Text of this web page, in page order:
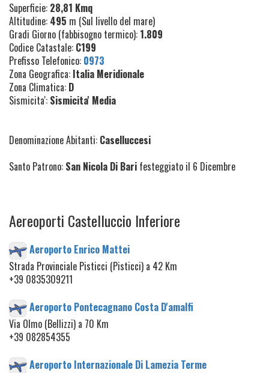
Superficie: 28,81 Kmq
Altitudine: 495 m (Sul livello del mare)
Gradi Giorno (fabbisogno termico): 1.809
Codice Catastale: C199
Prefisso Telefonico: 0973
Zona Geografica: Italia Meridionale
Zona Climatica: D
Sismicita': Sismicita' Media
Denominazione Abitanti: Caselluccesi
Santo Patrono: San Nicola Di Bari festeggiato il 6 Dicembre
Aereoporti Castelluccio Inferiore
Aeroporto Enrico Mattei
Strada Provinciale Pisticci (Pisticci) a 42 Km
+39 0835309211
Aeroporto Pontecagnano Costa D'amalfi
Via Olmo (Bellizzi) a 70 Km
+39 082854355
Aeroporto Internazionale Di Lamezia Terme